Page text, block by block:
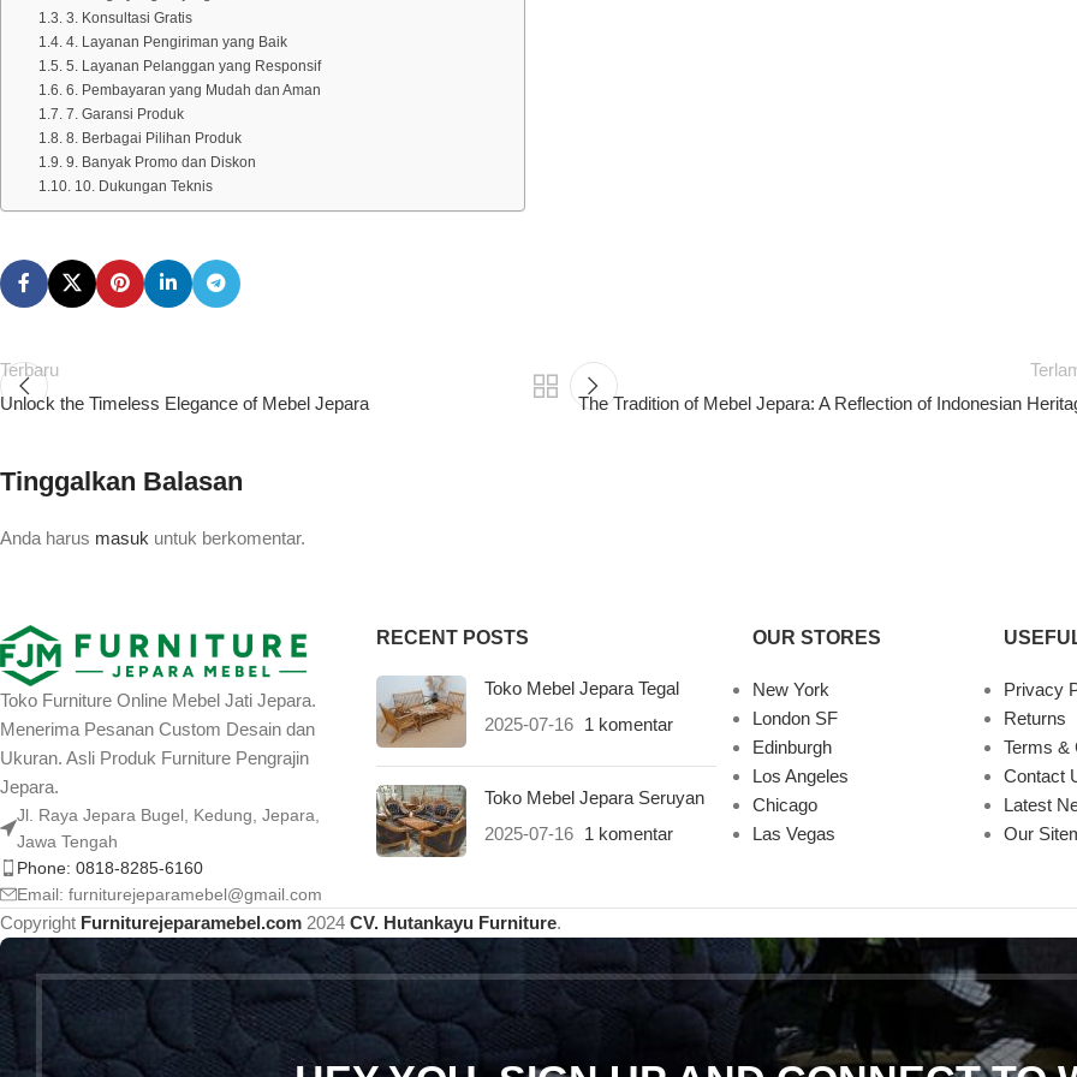
3. Konsultasi Gratis
4. Layanan Pengiriman yang Baik
5. Layanan Pelanggan yang Responsif
6. Pembayaran yang Mudah dan Aman
7. Garansi Produk
8. Berbagai Pilihan Produk
9. Banyak Promo dan Diskon
10. Dukungan Teknis
Terbaru
Unlock the Timeless Elegance of Mebel Jepara
The Tradition of Mebel Jepara: A Reflection of Indonesian
Tinggalkan Balasan
Anda harus masuk untuk berkomentar.
Toko Furniture Online Mebel Jati Jepara.
Menerima Pesanan Custom Desain dan
Ukuran. Asli Produk Furniture Pengrajin
Jepara.
Jl. Raya Jepara Bugel, Kedung, Jepara,
Jawa Tengah
Phone: 0818-8285-6160
Email: furniturejeparamebel@gmail.com
RECENT POSTS
Toko Mebel Jepara Tegal
2025-07-16 1 komentar
Toko Mebel Jepara Seruyan
2025-07-16 1 komentar
OUR STORES
New York
London SF
Edinburgh
Los Angeles
Chicago
Las Vegas
Privacy
Returns
Terms &
Contact
Latest
Our
Copyright Furniturejeparamebel.com 2024 CV. Hutankayu Furniture.